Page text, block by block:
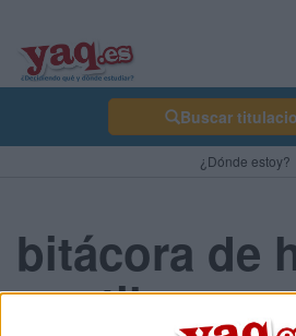
Buscar
¿Dónde estoy?
bitácora de
martil